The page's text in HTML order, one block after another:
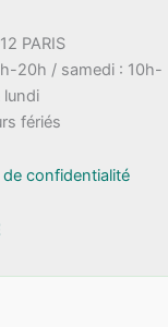
PARIS
20h / samedi : 10h-
lundi
fériés
de confidentialité